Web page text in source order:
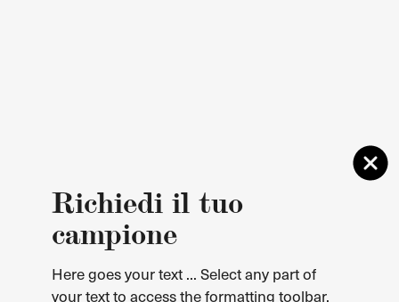
Richiedi il tuo
campione
Here goes your text ... Select any part of
your text to access the formatting toolbar.